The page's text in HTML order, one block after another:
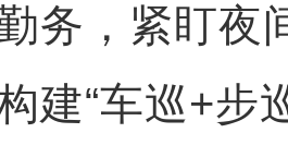
务，紧盯夜
建“车巡+步